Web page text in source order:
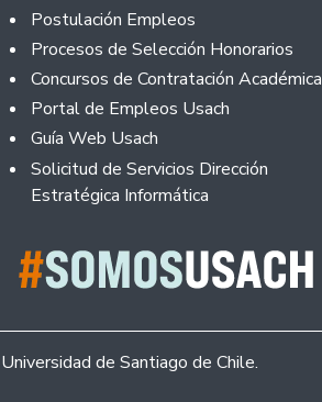
Rodapé
Postulación Empleos
Procesos de Selección Honorarios
Concursos de Contratación Académica
Portal de Empleos Usach
Guía Web Usach
Solicitud de Servicios Dirección
Estratégica Informática
Universidad de Santiago de Chile.